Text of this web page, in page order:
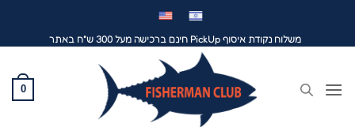
משלוח נקודת איסוף PickUp חינם ברכישה מעל 300 ש"ח באתר
0